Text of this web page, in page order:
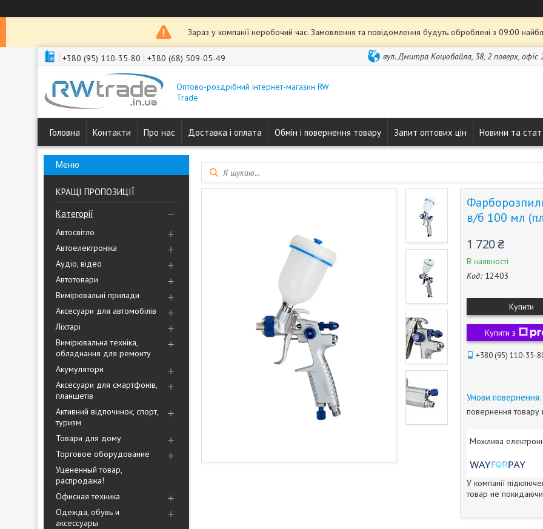
Зараз у компанії неробочий час. Замовлення та повідомлення будуть оброблені з 09:00
+380 (95) 110-35-80 +380 (68) 509-05-49 вул. Дмитра Коцюбайла, 38, 2 поверх, офіс
Оптово-роздрібний інтернет-магазин RW
Trade
Головна Контакти Про нас Доставка і оплата Обмін і повернення товару Запит оптових цін Новини та
КРАЩІ ПРОПОЗИЦІЇ
Категорії
Автосвітло
Автоелектроніка
Аудіо, відео
Автотовари
Вимірювальні прилади
Аксесуари для автомобілів
Ліхтарі
Вимірювальна техніка,
обладнання для ремонту
Акумулятори
Аксесуари для смартфонів,
планшетів
Активний відпочинок, спорт,
туризм
Товари для дому
Торговое оборудование
Уцененный товар,
распродажа!
Офисная техника
Одежда, обувь и
аксессуары
в/б 100 мл
1 720 ₴
В наявності
Код: 12403
Купити
Купити з
+380 (95) 110-35-
повернення
У компанії
товар не покидаючи